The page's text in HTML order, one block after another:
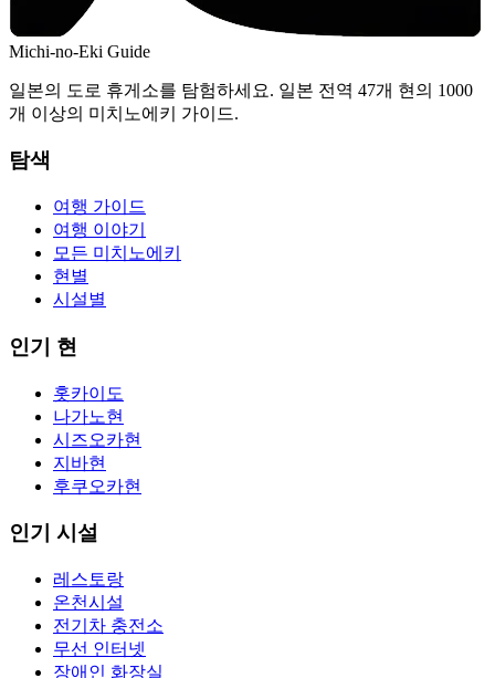
Michi-no-Eki Guide
일본의 도로 휴게소를 탐험하세요. 일본 전역 47개 현의 1000
개 이상의 미치노에키 가이드.
탐색
여행 가이드
여행 이야기
모든 미치노에키
현별
시설별
인기 현
홋카이도
나가노현
시즈오카현
지바현
후쿠오카현
인기 시설
레스토랑
온천시설
전기차 충전소
무선 인터넷
장애인 화장실